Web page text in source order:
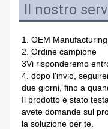
Il nostro
1. OEM
2. Ordine campione
3Vi risponderemo
4. dopo l'invio,
due giorni, fino a
Il prodotto è stato
avete domande sul
la soluzione per te.